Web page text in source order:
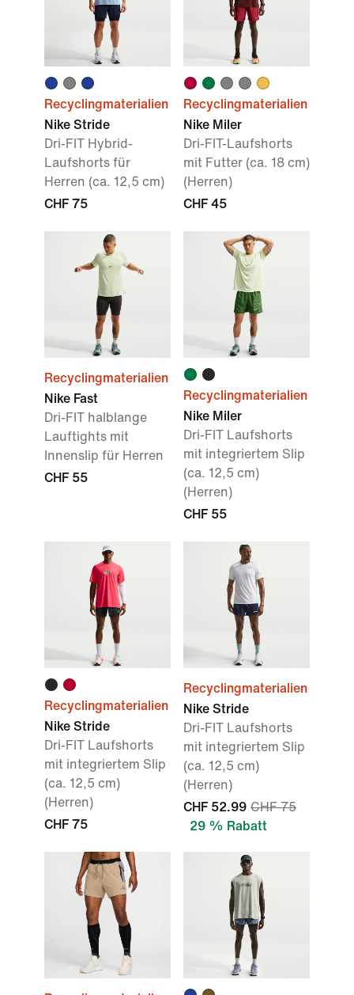
Recyclingmaterialien
Nike Stride
Dri-FIT Hybrid-
Laufshorts für
Herren (ca. 12,5 cm)
CHF 75
Recyclingmaterialien
Nike Miler
Dri-FIT-Laufshorts
mit Futter (ca. 18 cm)
(Herren)
CHF 45
Recyclingmaterialien
Nike Fast
Dri-FIT halblange
Lauftights mit
Innenslip für Herren
CHF 55
Recyclingmaterialien
Nike Miler
Dri-FIT Laufshorts
mit integriertem Slip
(ca. 12,5 cm)
(Herren)
CHF 55
Recyclingmaterialien
Nike Stride
Dri-FIT Laufshorts
mit integriertem Slip
(ca. 12,5 cm)
(Herren)
CHF 75
Recyclingmaterialien
Nike Stride
Dri-FIT Laufshorts
mit integriertem Slip
(ca. 12,5 cm)
(Herren)
CHF 52.99 CHF 75
29 % Rabatt